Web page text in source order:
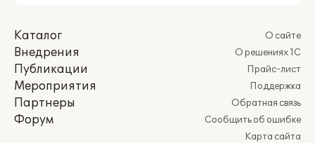
Каталог
Внедрения
Публикации
Мероприятия
Партнеры
Форум
О сайте
О решениях 1С
Прайс-лист
Поддержка
Обратная связь
Сообщить об ошибке
Карта сайта